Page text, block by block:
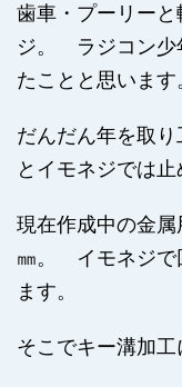
歯車・プーリー
ジ。 ラジコン少
たことと思います
だんだん年を取
とイモネジでは止
現在作成中の金
㎜。 イモネジで
ます。
そこでキー溝加工